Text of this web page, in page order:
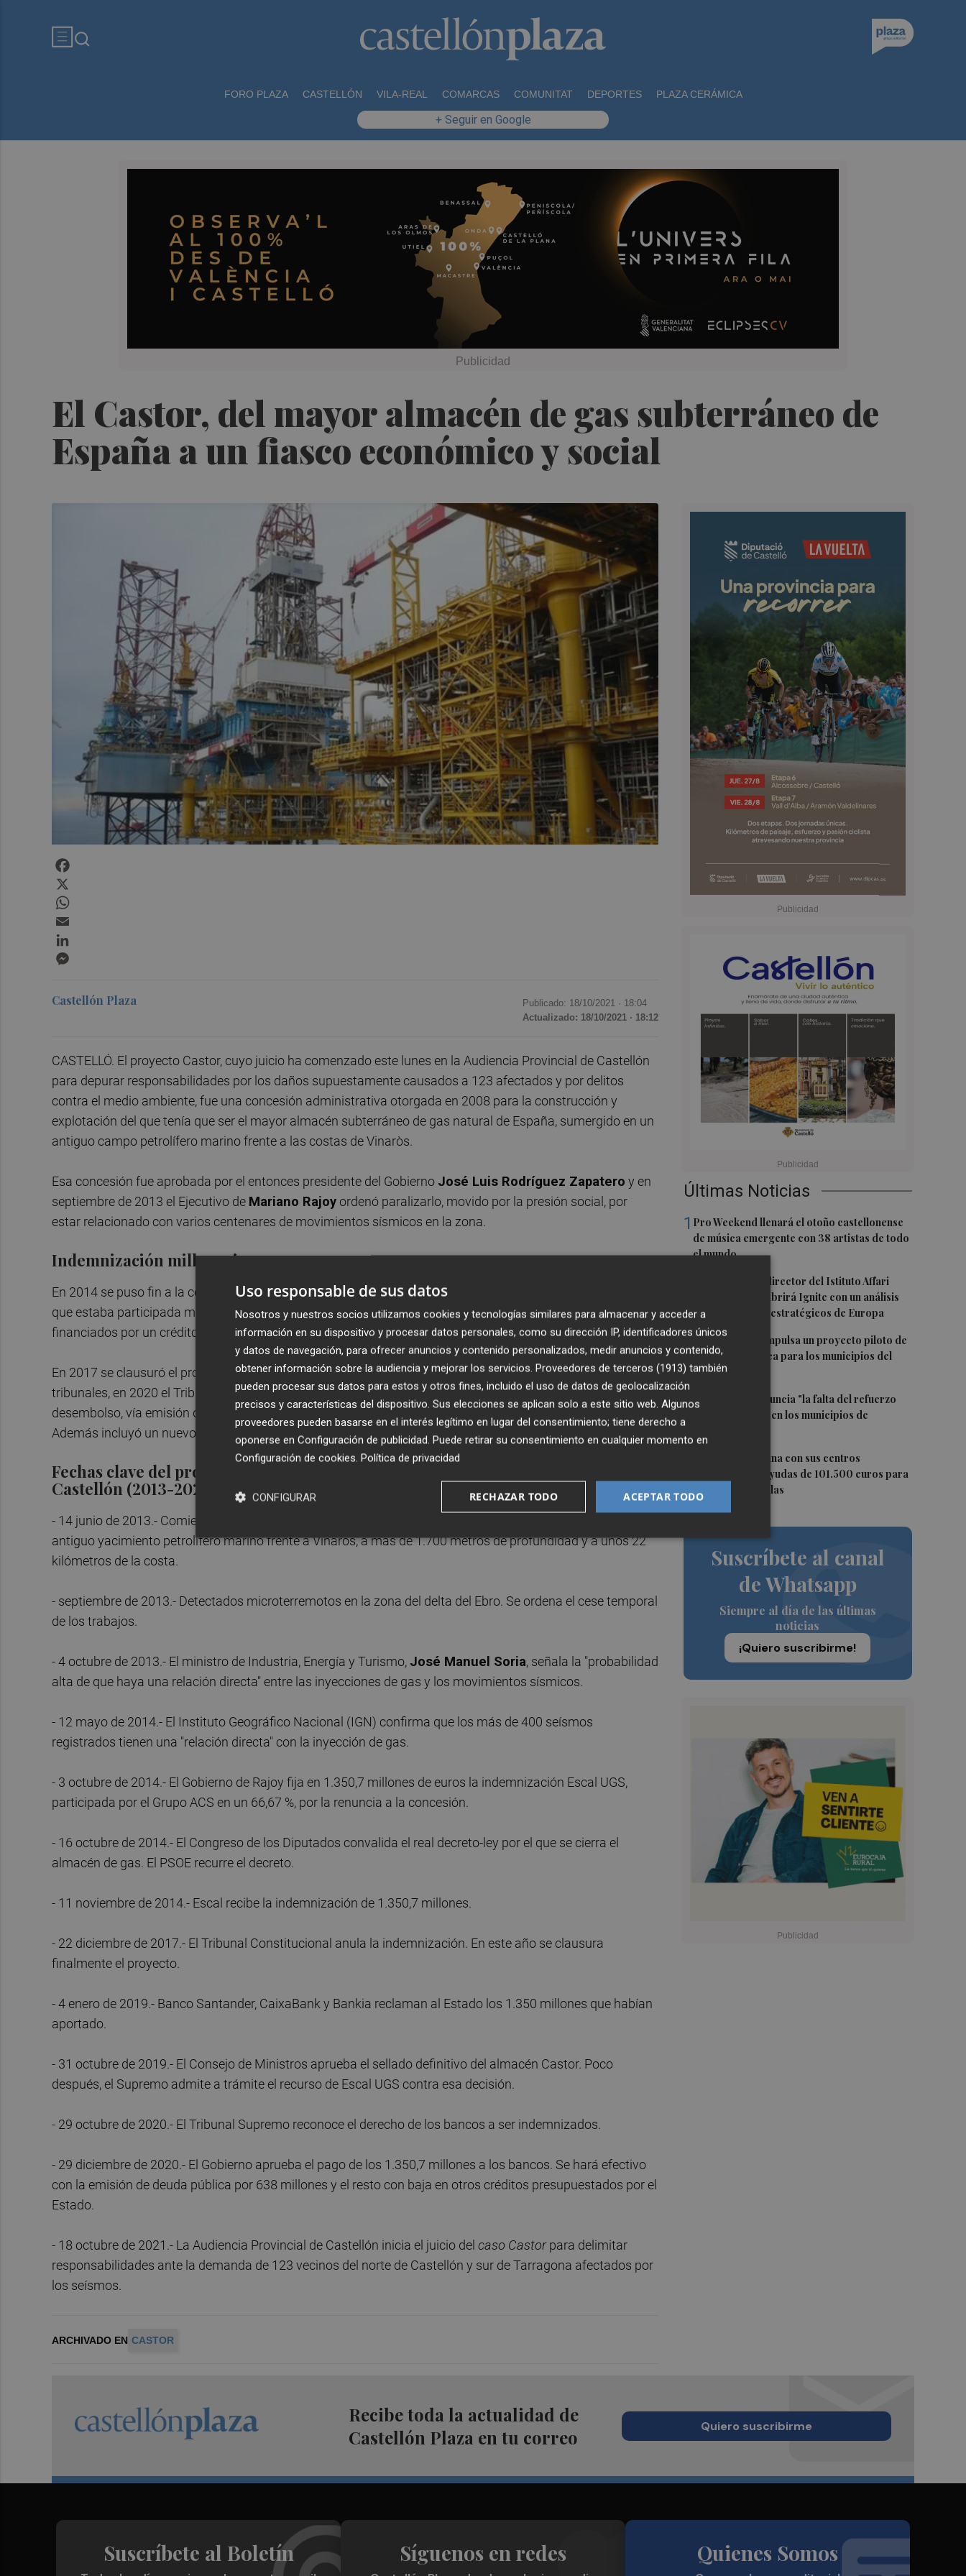
FORO PLAZA CASTELLÓN VILA-REAL COMARCAS COMUNITAT DEPORTES PLAZA CERÁMICA
+ Seguir en Google
El Castor, del mayor almacén de gas subterráneo de
España a un fiasco económico y social
Últimas Noticias
1 Pro Weekend llenará el otoño castellonense
de música emergente con 38 artistas de todo
el mundo
Marco Simoni, director del Istituto Affari
Internazionali, abrirá Ignite con un análisis
de los retos geoestratégicos de Europa
3 La Diputación impulsa un proyecto piloto de
movilidad pública para los municipios del
interior
4Compromís denuncia "la falta del refuerzo
sanitario estival en los municipios de
Burriana coordina con sus centros
educativos las ayudas de 101.500 euros para
climatizar las aulas
Suscríbete al canal
de Whatsapp
Siempre al día de las últimas
noticias
¡Quiero suscribirme!
Castellón Plaza Publicado: 18/10/2021 · 18:04
Actualizado: 18/10/2021 · 18:12
CASTELLÓ. El proyecto Castor, cuyo juicio ha comenzado este lunes en la Audiencia Provincial de Castellón
para depurar responsabilidades por los daños supuestamente causados a 123 afectados y por delitos
contra el medio ambiente, fue una concesión administrativa otorgada en 2008 para la construcción y
explotación del que tenía que ser el mayor almacén subterráneo de gas natural de España, sumergido en un
antiguo campo petrolífero marino frente a las costas de Vinaròs.
Esa concesión fue aprobada por el entonces presidente del Gobierno José Luis Rodríguez Zapatero y en
septiembre de 2013 el Ejecutivo de Mariano Rajoy ordenó paralizarlo, movido por la presión social, por
estar relacionado con varios centenares de movimientos sísmicos en la zona.
Indemnización millonaria
En 2014 se puso fin a la concesión de la obra y se decidió indemnizar a la empresa constructora, Escal UGS,
que estaba participada mayormente por la sociedad ACS, con una transferencia de 1.350 millones de euros
financiados por un crédito de los bancos Santander, CaixaBank y Bankia, que también eran inversores.
En 2017 se clausuró el proyecto y, tras una sucesión de decisiones sobre las indemnizaciones en los
tribunales, en 2020 el Tribunal Supremo reconoció a los bancos esa cuantía y el actual Gobierno aprobó su
desembolso, vía emisión de 638 millones en deuda pública y los restantes en otros créditos del Estado.
Además incluyó un nuevo impuesto especial para repercutir el coste entre los usuarios de gas.
Fechas clave del proyecto de almacenamiento submarino castor en la costa de
Castellón (2013-2021):
- 14 junio de 2013.- Comienzan las actividades en el almacén subterráneo de Gas Natural Castor en un
antiguo yacimiento petrolífero marino frente a Vinaròs, a más de 1.700 metros de profundidad y a unos 22
kilómetros de la costa.
- septiembre de 2013.- Detectados microterremotos en la zona del delta del Ebro. Se ordena el cese temporal
de los trabajos.
- 4 octubre de 2013.- El ministro de Industria, Energía y Turismo, José Manuel Soria, señala la "probabilidad
alta de que haya una relación directa" entre las inyecciones de gas y los movimientos sísmicos.
- 12 mayo de 2014.- El Instituto Geográfico Nacional (IGN) confirma que los más de 400 seísmos
registrados tienen una "relación directa" con la inyección de gas.
- 3 octubre de 2014.- El Gobierno de Rajoy fija en 1.350,7 millones de euros la indemnización Escal UGS,
participada por el Grupo ACS en un 66,67 %, por la renuncia a la concesión.
- 16 octubre de 2014.- El Congreso de los Diputados convalida el real decreto-ley por el que se cierra el
almacén de gas. El PSOE recurre el decreto.
- 11 noviembre de 2014.- Escal recibe la indemnización de 1.350,7 millones.
- 22 diciembre de 2017.- El Tribunal Constitucional anula la indemnización. En este año se clausura
finalmente el proyecto.
- 4 enero de 2019.- Banco Santander, CaixaBank y Bankia reclaman al Estado los 1.350 millones que habían
aportado.
- 31 octubre de 2019.- El Consejo de Ministros aprueba el sellado definitivo del almacén Castor. Poco
después, el Supremo admite a trámite el recurso de Escal UGS contra esa decisión.
- 29 octubre de 2020.- El Tribunal Supremo reconoce el derecho de los bancos a ser indemnizados.
- 29 diciembre de 2020.- El Gobierno aprueba el pago de los 1.350,7 millones a los bancos. Se hará efectivo
con la emisión de deuda pública por 638 millones y el resto con baja en otros créditos presupuestados por el
Estado.
- 18 octubre de 2021.- La Audiencia Provincial de Castellón inicia el juicio del caso Castorpara delimitar
responsabilidades ante la demanda de 123 vecinos del norte de Castellón y sur de Tarragona afectados por
los seísmos.
ARCHIVADO EN CASTOR
Recibe toda la actualidad de
Castellón Plaza en tu correo
Quiero suscribirme
Suscríbete al Boletín Síguenos en redes Quienes Somos
Uso responsable de sus datos
Nosotros y nuestros socios utilizamos cookies y tecnologías similares para almacenar y acceder a
información en su dispositivo y procesar datos personales, como su dirección IP, identificadores únicos
y datos de navegación, para ofrecer anuncios y contenido personalizados, medir anuncios y contenido,
obtener información sobre la audiencia y mejorar los servicios. Proveedores de terceros (1913) también
pueden procesar sus datos para estos y otros fines, incluido el uso de datos de geolocalización
precisos y características del dispositivo. Sus elecciones se aplican solo a este sitio web. Algunos
proveedores pueden basarse en el interés legítimo en lugar del consentimiento; tiene derecho a
oponerse en Configuración de publicidad. Puede retirar su consentimiento en cualquier momento en
Configuración de cookies. Política de privacidad
ACEPTAR TODO
RECHAZAR TODO
CONFIGURAR